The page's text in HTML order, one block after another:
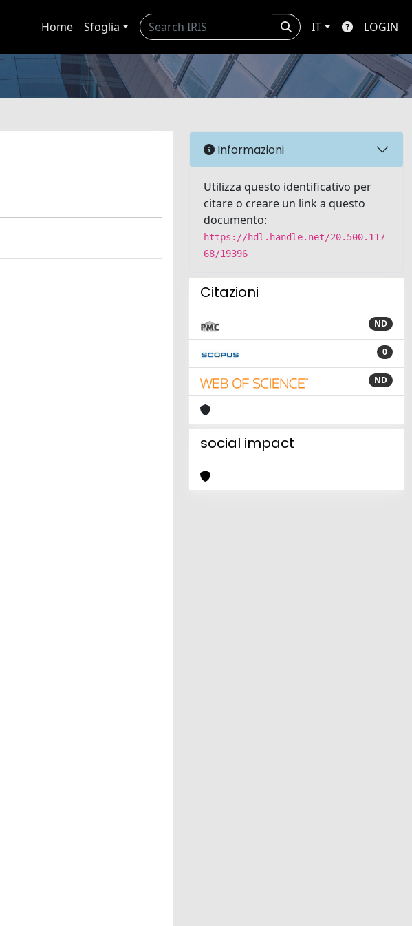
Home Sfoglia IT LOGIN
Informazioni
Utilizza questo identificativo per
citare o creare un link a questo
documento:
https://hdl.handle.net/20.500.117
68/19396
Citazioni
ND
0
ND
social impact